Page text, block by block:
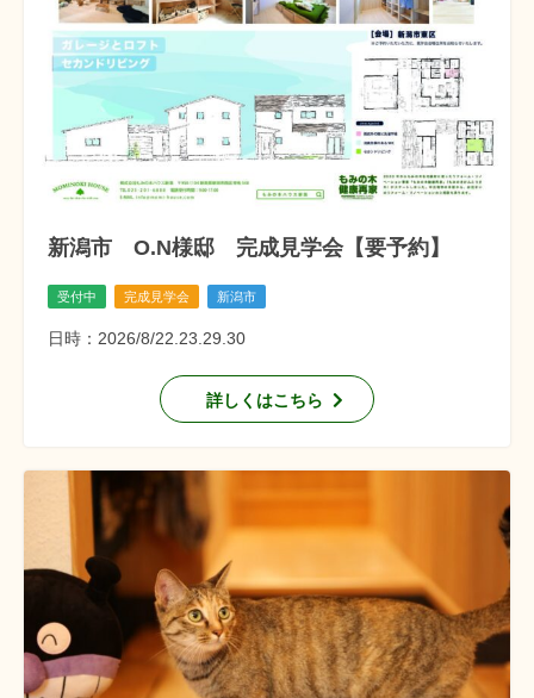
新潟市 O.N様邸 完成見学会【要予約】
受付中 完成見学会 新潟市
日時：2026/8/22.23.29.30
詳しくはこちら